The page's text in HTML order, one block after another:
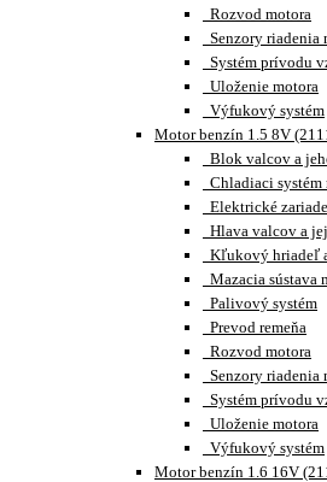
Rozvod motora
Senzory riadenia
Systém prívodu
Uloženie motora
Výfukový systém
Motor benzín 1.5 8V
Blok valcov a
Chladiaci systém
Elektrické
Hlava valcov a
Kľukový hriadeľ
Mazacia sústava
Palivový systém
Prevod remeňa
Rozvod motora
Senzory riadenia
Systém prívodu
Uloženie motora
Výfukový systém
Motor benzín 1.6 16V